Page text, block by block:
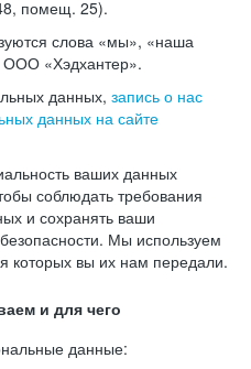
помещ. 25).
слова «мы», «наша
ООО «Хэдхантер».
данных, запись о нас
данных на сайте
ваших данных
соблюдать требования
и сохранять ваши
Мы используем
которых вы их нам передали.
и для чего
данные: